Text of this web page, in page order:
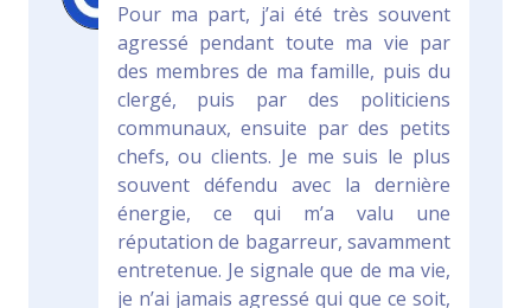
Pour ma part, j’ai été très souvent
agressé pendant toute ma vie par
des membres de ma famille, puis du
clergé, puis par des politiciens
communaux, ensuite par des petits
chefs, ou clients. Je me suis le plus
souvent défendu avec la dernière
énergie, ce qui m’a valu une
réputation de bagarreur, savamment
entretenue. Je signale que de ma vie,
je n’ai jamais agressé qui que ce soit,